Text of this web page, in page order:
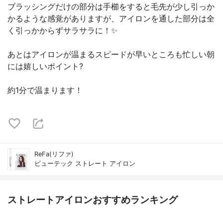
ブラッシングだけの部分は手櫛をすると毛先が少し引っか
かるような感覚がありますが、アイロンを通した部分は全
く引っかからずサラサラに！✨
あとはアイロンが温まるスピードが早いところも忙しい朝
には嬉しいポイント?
約1分で温まります！
ReFa(リファ)
ビューテック ストレート アイロン
ストレートアイロンおすすめランキング